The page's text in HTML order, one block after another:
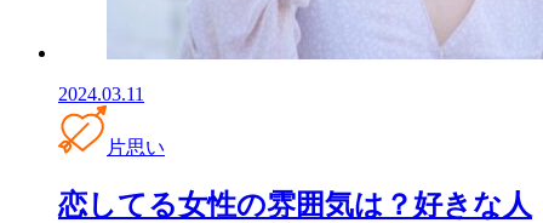
2024.03.11
片思い
恋してる女性の雰囲気は？好きな人